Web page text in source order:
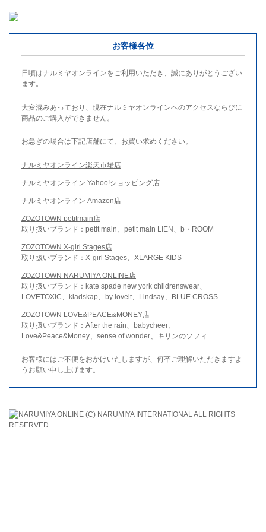
お客様各位
日頃はナルミヤオンラインをご利用いただき、誠にありがとうござい
ます。
大変混みあっており、現在ナルミヤオンラインへのアクセスならびに
商品のご購入ができません。
お急ぎの場合は下記店舗にて、お買い求めください。
ナルミヤオンライン楽天市場店
ナルミヤオンライン Yahoo!ショッピング店
ナルミヤオンライン Amazon店
ZOZOTOWN petitmain店
取り扱いブランド：petit main、petit main LIEN、b・ROOM
ZOZOTOWN X-girl Stages店
取り扱いブランド：X-girl Stages、XLARGE KIDS
ZOZOTOWN NARUMIYA ONLINE店
取り扱いブランド：kate spade new york childrenswear、
LOVETOXIC、kladskap、by loveit、Lindsay、BLUE CROSS
ZOZOTOWN LOVE&PEACE&MONEY店
取り扱いブランド：After the rain、babycheer、
Love&Peace&Money、sense of wonder、キリンのソフィ
お客様にはご不便をおかけいたしますが、何卒ご理解いただきますよ
うお願い申し上げます。